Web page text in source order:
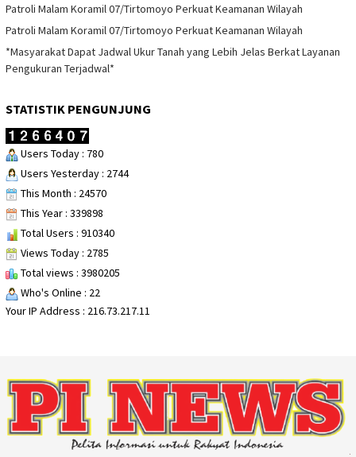
Patroli Malam Koramil 07/Tirtomoyo Perkuat Keamanan Wilayah
Patroli Malam Koramil 07/Tirtomoyo Perkuat Keamanan Wilayah
*Masyarakat Dapat Jadwal Ukur Tanah yang Lebih Jelas Berkat Layanan
Pengukuran Terjadwal*
STATISTIK PENGUNJUNG
Users Today : 780
Users Yesterday : 2744
This Month : 24570
This Year : 339898
Total Users : 910340
Views Today : 2785
Total views : 3980205
Who's Online : 22
Your IP Address : 216.73.217.11